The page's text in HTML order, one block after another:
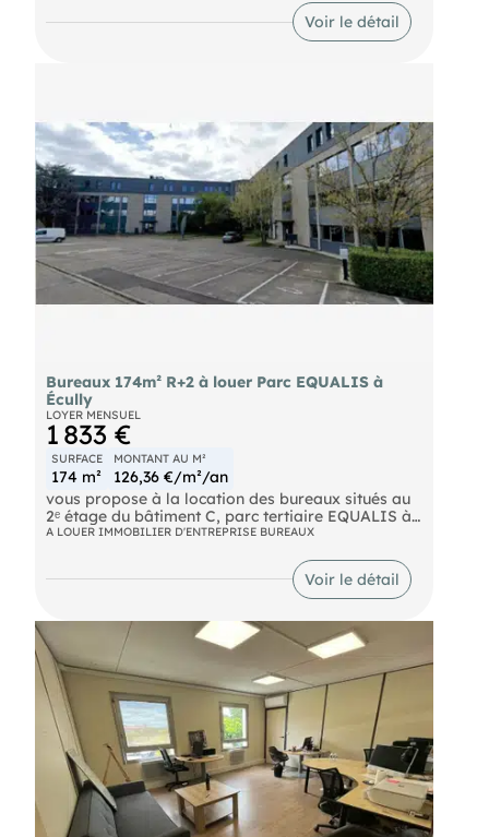
familial, réaménagé en copropriété de bureaux.
Venez découvrir ce parc verdoyant au pied des
Voir le détail
Bureaux 174m² R+2 à louer Parc EQUALIS à
Écully
LOYER MENSUEL
1 833 €
SURFACE
174 m²
MONTANT AU M²
126,36 €/m²/an
vous propose à la location des bureaux situés au
2ᵉ étage du bâtiment C, parc tertiaire EQUALIS à
Écully. Surface 174,7 m² cloisonnée et lumineuse,
charges comprenant la taxe foncière. Disponibilité
immédiate.
A LOUER IMMOBILIER D'ENTREPRISE BUREAUX
Voir le détail